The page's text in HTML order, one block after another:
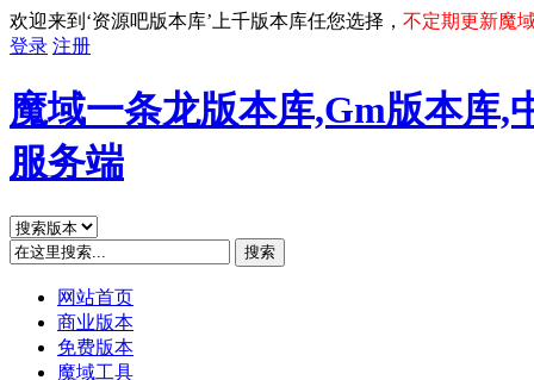
欢迎来到‘资源吧版本库’上千版本库任您选择， 不定期更新魔
登录 注册
魔域一条龙版本库,Gm版本库,
服务端
搜索
网站首页
商业版本
免费版本
魔域工具